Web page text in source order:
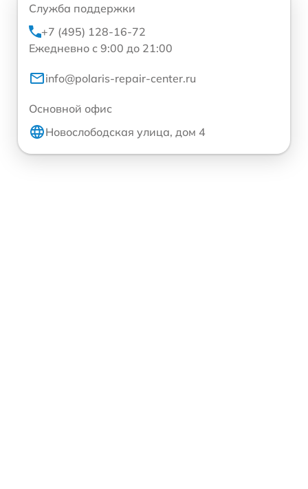
Служба поддержки
+7 (495) 128-16-72
Ежедневно с 9:00 до 21:00
info@polaris-repair-center.ru
Основной офис
Новослободская улица, дом 4